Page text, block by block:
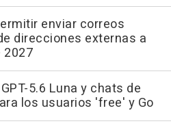
enviar correos
direcciones externas a
2027
5.6 Luna y chats de
los usuarios 'free' y Go